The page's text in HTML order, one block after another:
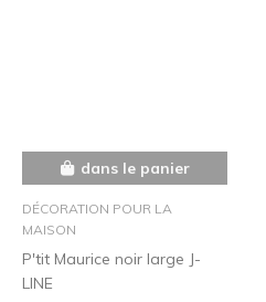
dans le panier
DÉCORATION POUR LA
MAISON
P'tit Maurice noir large J-
LINE